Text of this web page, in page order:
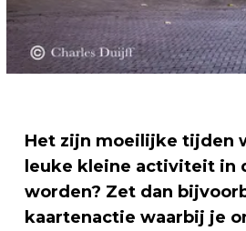
Het zijn moeilijke tijden
leuke kleine activiteit in
worden? Zet dan
kaartenactie waarbij je